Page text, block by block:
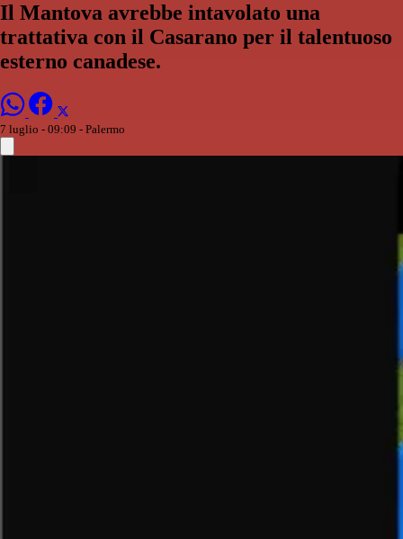
Il Mantova avrebbe intavolato una
trattativa con il Casarano per il talentuoso
esterno canadese.
7 luglio - 09:09 - Palermo